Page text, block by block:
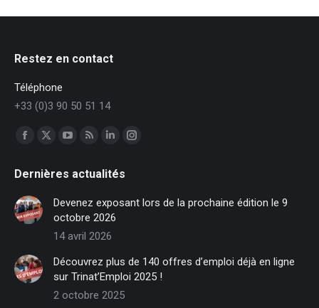
Restez en contact
Téléphone
+33 (0)3 90 50 51 14
Trouvez nous sur :
Facebook
opens
in
new
window
X
opens
new
window
opens
in
new
window
opens
in
new
window
LinkedIn
opens
in
new
window
Instagram
in
Dernières actualités
Devenez exposant lors de la prochaine édition le 9
octobre 2026
14 avril 2026
Découvrez plus de 140 offres d’emploi déjà en ligne
sur Trinat’Emploi 2025 !
2 octobre 2025